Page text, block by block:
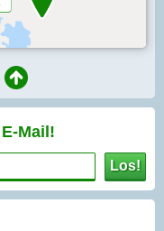
E-Mail!
Los!